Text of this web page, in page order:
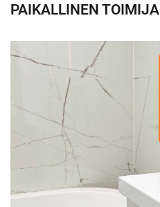
PAIKALLINEN TOIMIJA